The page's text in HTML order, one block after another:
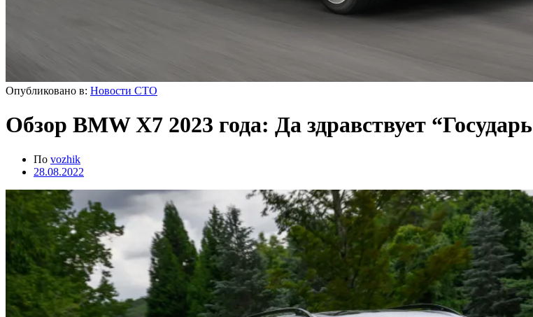
Опубликовано в: Новости СТО
Обзор BMW X7 2023 года: Да здравствует “Государь
По vozhik
28.08.2022